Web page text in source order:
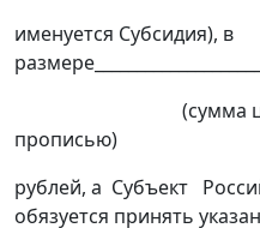
именуется Субсидия), в
(сумма
прописью)
рублей, а Субъект
обязуется принять